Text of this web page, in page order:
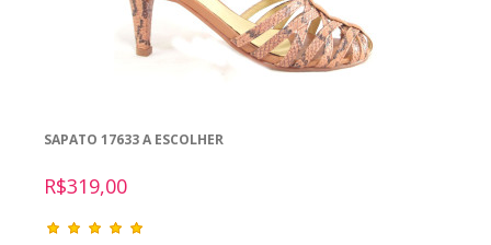
SAPATO 17633 A ESCOLHER
R$319,00